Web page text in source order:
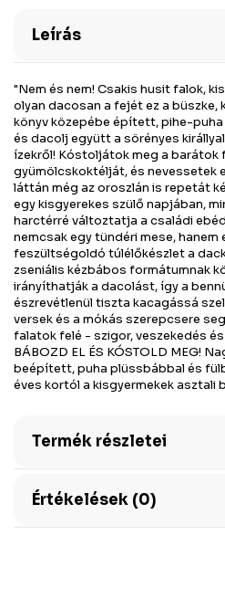
Leírás
"Nem és nem! Csakis husit falok,
olyan dacosan a fejét ez a büszke,
könyv közepébe épített, pihe-
és dacolj együtt a sörényes
ízekről! Kóstoljátok meg a
gyümölcskoktélját, és nevessetek
láttán még az oroszlán is repetát
egy kisgyerekes szülő napjában,
harctérré változtatja a családi
nemcsak egy tündéri mese, hanem
feszültségoldó túlélőkészlet a
zseniális kézbábos formátumnak
irányíthatják a dacolást, így a
észrevétlenül tiszta kacagássá
versek és a mókás szerepcsere
falatok felé - szigor, veszekedés
BÁBOZD EL ÉS KÓSTOLD MEG!
beépített, puha plüssbábbal és
éves kortól a kisgyermekek asztali
Termék részletei
Értékelések (0)